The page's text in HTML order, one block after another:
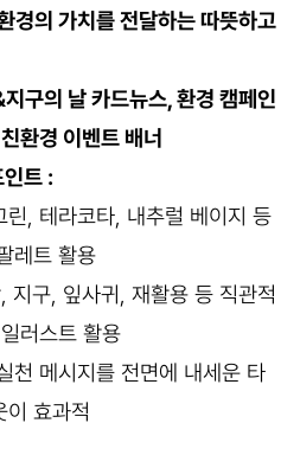
경의 가치를 전달하는 따뜻하고
구의 날 카드뉴스, 환경 캠페인
환경 이벤트 배너
트 :
린, 테라코타, 내추럴 베이지 등
레트 활용
지구, 잎사귀, 재활용 등 직관적
러스트 활용
천 메시지를 전면에 내세운 타
이 효과적